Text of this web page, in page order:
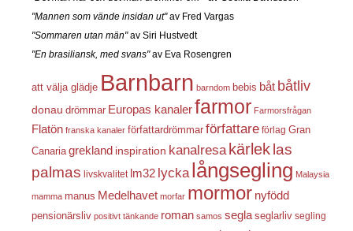
"Mannen som vände insidan ut"av Fred Vargas
"Sommaren utan män"av Siri Hustvedt
"En brasiliansk, med svans"av Eva Rosengren
att välja glädje Barnbarn barndom bebis båt båtliv
donau drömmar Europas kanalerfarmor Farmorsfrågan
Flatön franska kanaler författardrömmar författare förlag Gran
Canaria grekland inspiration kanalresa kärleklas
palmas livskvalitet lm32 lycka långsegling Malaysia
mamma manus Medelhavet morfar mormor nyfödd
pensionärsliv positivt tänkande roman samos segla seglarliv segling